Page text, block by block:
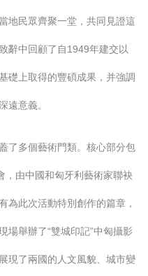
地民眾齊聚一堂，共同見證這
辭中回顧了自1949年建交以
礎上取得的豐碩成果，并強調
遠意義。
了多個藝術門類。核心部分包
，由中國和匈牙利藝術家聯袂
為此次活動特別創作的篇章，
場舉辦了“雙城印記”中匈攝影
現了兩國的人文風貌、城市變